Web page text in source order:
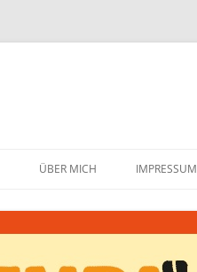
ÜBER MICH IMPRESSUM